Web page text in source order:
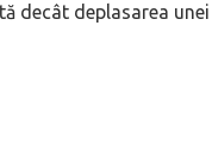
decât deplasarea